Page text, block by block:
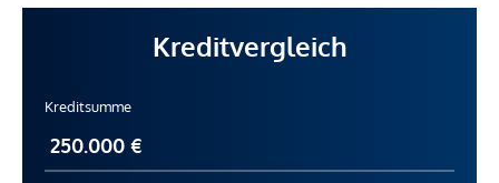
Kreditvergleich
Kreditsumme